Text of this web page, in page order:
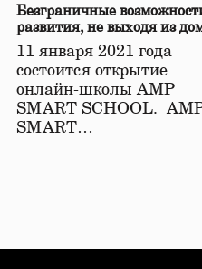
Безграничные
развития, не выходя из
11 января 2021 года
состоится открытие
онлайн-школы АМР
SMART SCHOOL.
SMART…